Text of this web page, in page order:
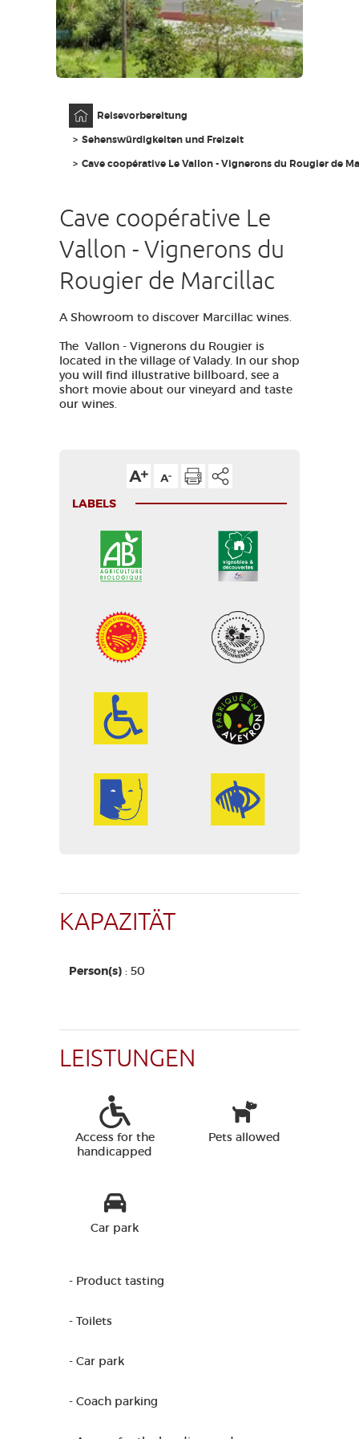
DE
Reisevorbereitung
Sehenswürdigkeiten und Freizeit
Cave coopérative Le Vallon - Vignerons du Rougier de
Cave coopérative Le
Vallon - Vignerons du
Rougier de Marcillac
A Showroom to discover Marcillac wines.
The Vallon - Vignerons du Rougier is
located in the village of Valady. In our shop
you will find illustrative billboard, see a
short movie about our vineyard and taste
our wines.
LABELS
KAPAZITÄT
Person(s) : 50
LEISTUNGEN
Access for the
handicapped
Pets allowed
Car park
- Product tasting
- Toilets
- Car park
- Coach parking